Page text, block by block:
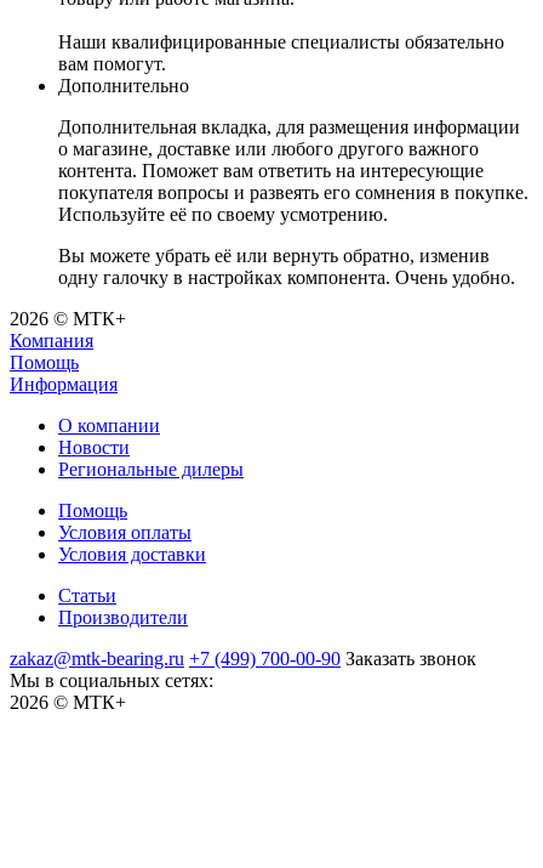
Наши квалифицированные специалисты обязательно
вам помогут.
Дополнительно
Дополнительная вкладка, для размещения информации
о магазине, доставке или любого другого важного
контента. Поможет вам ответить на интересующие
покупателя вопросы и развеять его сомнения в покупке.
Используйте её по своему усмотрению.
Вы можете убрать её или вернуть обратно, изменив
одну галочку в настройках компонента. Очень удобно.
2026 © МТК+
Компания
Помощь
Информация
О компании
Новости
Региональные дилеры
Помощь
Условия оплаты
Условия доставки
Статьи
Производители
zakaz@mtk-bearing.ru +7 (499) 700-00-90 Заказать звонок
Мы в социальных сетях:
2026 © МТК+